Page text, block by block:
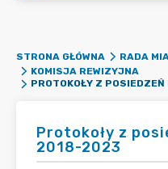
STRONA GŁÓWNA RADA
KOMISJA REWIZYJNA
Protokoły z
2018-2023